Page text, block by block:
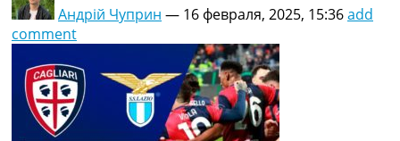
Андрій Чуприн — 16 февраля, 2025, 15:36add
comment